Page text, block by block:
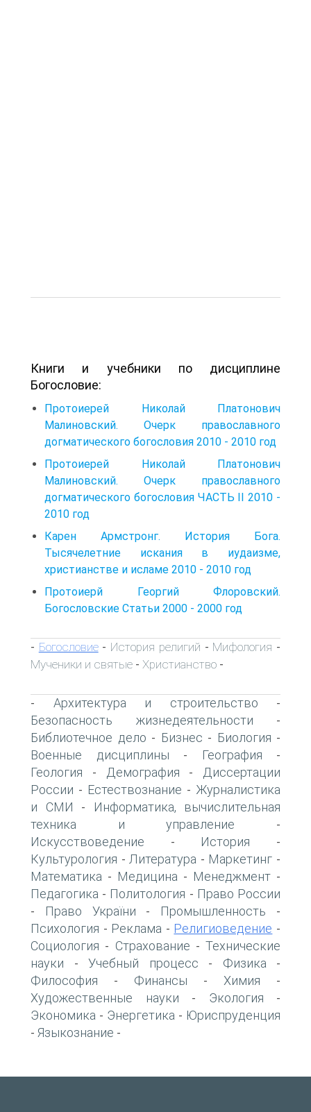
Книги и учебники по дисциплине
Богословие:
Протоиерей Николай Платонович
Малиновский. Очерк православного
догматического богословия 2010 - 2010 год
Протоиерей Николай Платонович
Малиновский. Очерк православного
догматического богословия ЧАСТЬ II 2010 -
2010 год
Карен Армстронг. История Бога.
Тысячелетние искания в иудаизме,
христианстве и исламе 2010 - 2010 год
Протоиерй Георгий Флоровский.
Богословские Статьи 2000 - 2000 год
- Богословие- История религий - Мифология -
Мученики и святые - Христианство -
- Архитектура и строительство -
Безопасность жизнедеятельности -
Библиотечное дело - Бизнес - Биология -
Военные дисциплины - География -
Геология - Демография -
Диссертации
России - Естествознание - Журналистика
и СМИ -
Информатика, вычислительная
техника и управление -
Искусствоведение - История -
Культурология - Литература - Маркетинг -
Математика - Медицина - Менеджмент -
Педагогика - Политология - Право России
- Право України - Промышленность -
Психология - Реклама - Религиоведение -
Социология - Страхование - Технические
науки - Учебный процесс - Физика -
Философия - Финансы - Химия -
Художественные науки - Экология -
Экономика - Энергетика - Юриспруденция
- Языкознание -